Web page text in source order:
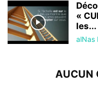
«
les...
alNas
AUCUN